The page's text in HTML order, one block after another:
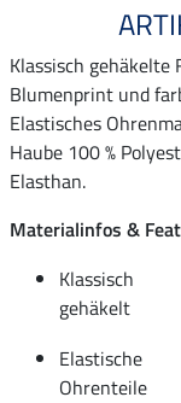
Klassisch
Blumenprint und
Elastisches
Haube 100 %
Elasthan.
Materialinfos &
Klassisch
gehäkelt
Elastische
Ohrenteile